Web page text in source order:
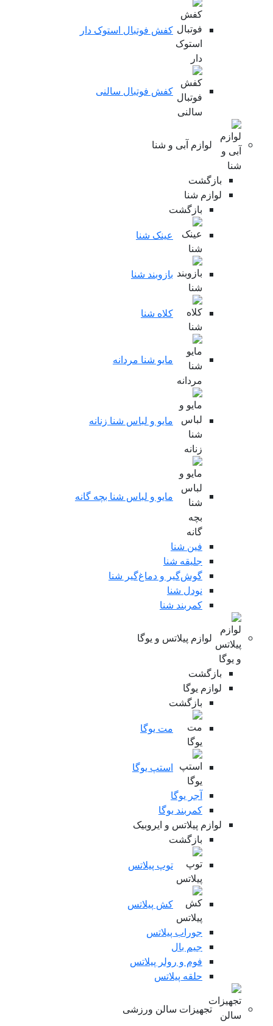
کفش فوتبال استوک دار
کفش فوتبال سالنی
لوازم آبی و شنا
بازگشت
لوازم شنا
بازگشت
عینک شنا
بازوبند شنا
کلاه شنا
مایو شنا مردانه
مایو و لباس شنا زنانه
مایو و لباس شنا بچه گانه
فین شنا
جلیقه شنا
گوش‌گیر و دماغ‌گیر شنا
نودل شنا
کمربند شنا
لوازم پیلاتس و یوگا
بازگشت
لوازم یوگا
بازگشت
مت یوگا
استپ یوگا
آجر یوگا
کمربند یوگا
لوازم پیلاتس و ایروبیک
بازگشت
توپ پیلاتس
کش پیلاتس
جوراب پیلاتس
جیم بال
فوم و رولر پیلاتس
حلقه پیلاتس
تجهیزات سالن ورزشی